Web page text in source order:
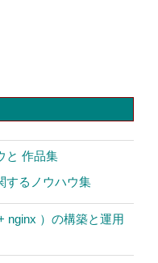
と 作品集
するノウハウ集
nginx ）の構築と運用